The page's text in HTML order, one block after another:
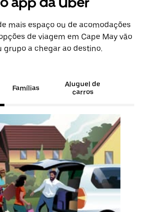
mais espaço ou de acomodações
de viagem em Cape May vão
grupo a chegar ao destino.
Famílias
Aluguel de
carros